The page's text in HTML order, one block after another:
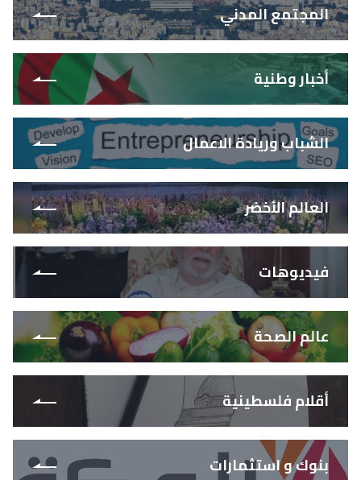
المجتمع المدني
أخبار وطنية
الشباب وريادة الاعمال
العالم الأخضر
فيديوهات
عالم الصحة
أقلام فلسطينية
بنوك و استثمارات